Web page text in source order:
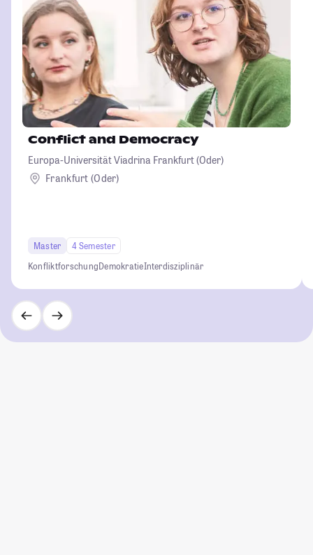
Conflict and Democracy
Europa-Universität Viadrina Frankfurt (Oder)
Frankfurt (Oder)
Master
4 Semester
KonfliktforschungDemokratieInterdisziplinär